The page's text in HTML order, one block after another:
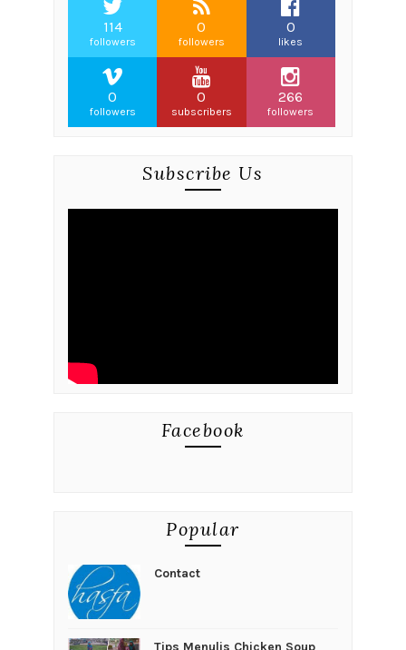
114
followers
0
followers
0
likes
0
followers
0
subscribers
266
followers
Subscribe Us
Facebook
Popular
Contact
Tips Menulis Chicken Soup